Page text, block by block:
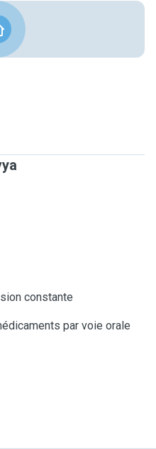
constante
par voie orale